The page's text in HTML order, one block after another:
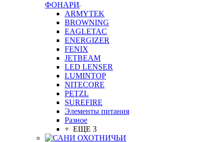
ФОНАРИ
ARMYTEK
BROWNING
EAGLETAC
ENERGIZER
FENIX
JETBEAM
LED LENSER
LUMINTOP
NITECORE
PETZL
SUREFIRE
Элементы питания
Разное
+ ЕЩЕ 3